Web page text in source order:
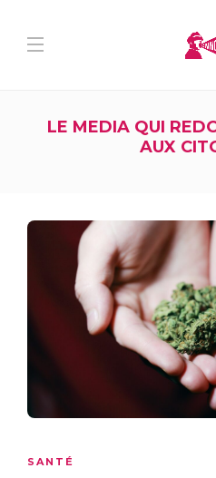
LE MEDIA QUI
AUX
SANTÉ